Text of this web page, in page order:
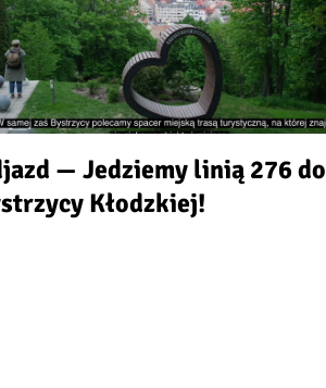
— Jedziemy linią 276 do
Kłodzkiej!